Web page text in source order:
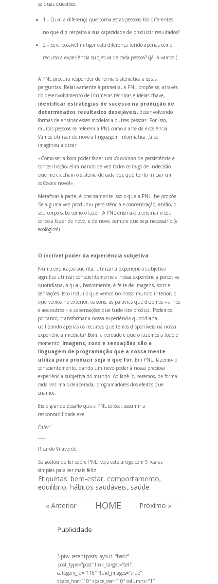
se duas questões:
1 - Qual a diferença que torna estas pessoas tão diferentes
no que diz respeito à sua capacidade de produzir resultados?
2 - Será possível mitigar esta diferença tendo apenas como
recurso a experiência subjetiva de cada pessoa? (já lá vamos!)
A PNL procura responder de forma sistemática a estas
perguntas. Relativamente à primeira, a PNL propõe-se, através
do desenvolvimento de inúmeras técnicas e ideias-chave,
identificar estratégias de sucesso na produção de
determinados resultados desejáveis, desenvolvendo
formas de ensinar esses modelos a outras pessoas. Por isso,
muitas pessoas se referem à PNL como a arte da excelência.
Vamos utilizar de novo a linguagem informática. Já se
imaginou a dizer:
«Como seria bom poder fazer um downloadde persistência e
concentração, eliminando de vez todos os bugsde indecisão
que me cracham o sistema de cada vez que tento iniciar um
softwarenovo!».
Metáforas à parte, é precisamente isso o que a PNL lhe propõe.
Se alguma vez produziu persistência e concentração, então, o
seu corpo sabe como o fazer. A PNL ensina-o a ensinar o seu
corpo a fazer de novo, e de novo, sempre que seja necessário (e
ecológico!)
O incrível poder da experiência subjetiva
Numa explicação sucinta, utilizar a experiência subjetiva
significa utilizar conscientemente a nossa experiência percetiva
quotidiana, a qual, basicamente, é feita de imagens, sons e
sensações. Isto inclui o que vemos no nosso mundo interior, o
que vemos no exterior, os sons, as palavras que dizemos – a nós
e aos outros – e as sensações que tudo isto produz. Podemos,
portanto, transformar a nossa experiência quotidiana
utilizando apenas os recursos que temos disponíveis na nossa
experiência imediata? Bom, a verdade é que o fazemos a todo o
momento. Imagens, sons e sensações são a
linguagem de programação que a nossa mente
utiliza para produzir seja o que for. Em PNL, fazemo-lo
conscientemente, dando um novo poder à nossa preciosa
experiência subjetiva do mundo. Ao fazê-lo, seremos, de forma
cada vez mais deliberada, programadores dos efeitos que
criamos.
Eis o grande desafio que a PNL coloca: assumir a
responsabilidade.exe.
Enter!
Ricardo Vilaverde
Se gostou de ler sobre PNL, veja este artigo com 9 regras
simples para ser mais feliz.
Etiquetas: bem-estar, comportamento,
equilibrio, hábitos saudáveis, saúde
« Anterior
HOME Próximo »
Publicidade
[lptw_recentposts layout=”basic”
post_type=”post” link_target=”self”
category_id=”116″ fluid_images=”true”
space_hor=”10″ space_ver=”10″ columns=”1″